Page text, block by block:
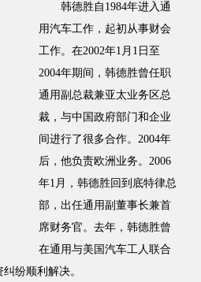
韩德胜自1984年进入通
用汽车工作，起初从事财会
工作。在2002年1月1日至
2004年期间，韩德胜曾任职
通用副总裁兼亚太业务区总
裁，与中国政府部门和企业
间进行了很多合作。2004年
后，他负责欧洲业务。2006
年1月，韩德胜回到底特律总
部，出任通用副董事长兼首
席财务官。去年，韩德胜曾
在通用与美国汽车工人联合
纷顺利解决。